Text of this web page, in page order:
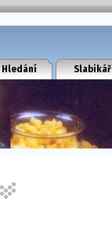
Hledání Slabikář